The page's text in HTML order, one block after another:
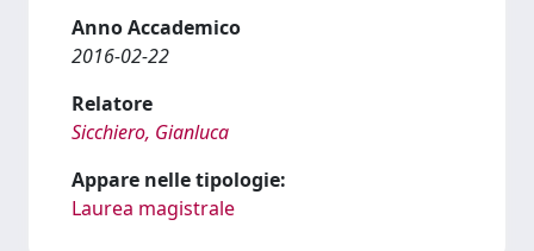
Anno Accademico
2016-02-22
Relatore
Sicchiero, Gianluca
Appare nelle tipologie:
Laurea magistrale